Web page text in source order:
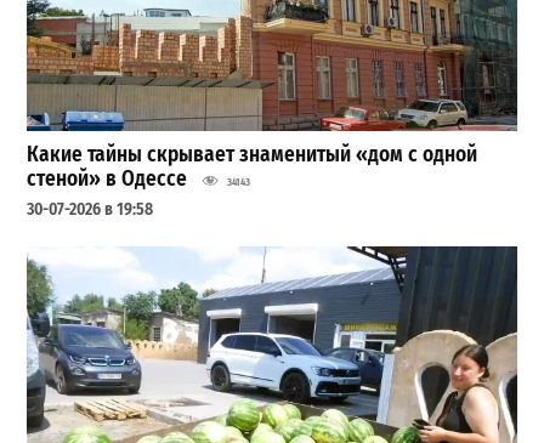
Какие тайны скрывает знаменитый «дом с одной
стеной» в Одессе
34143
30-07-2026 в 19:58